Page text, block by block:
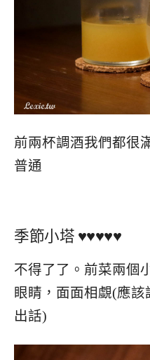
前兩杯調酒我們都很
普通
季節小塔 ♥♥♥♥♥
不得了了。前菜兩個
眼睛，面面相覷(應
出話)